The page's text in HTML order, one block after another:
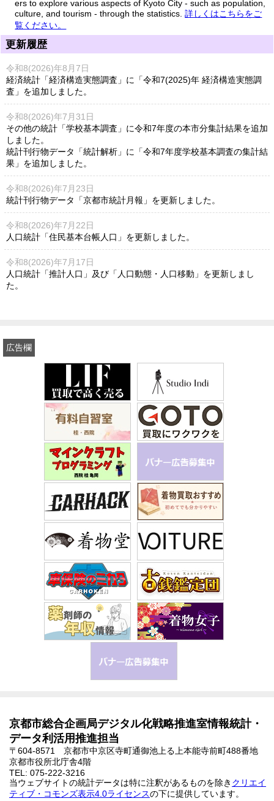
ers to explore various aspects of Kyoto City - such as population,
culture, and tourism - through the statistics.詳しくはこちらをご
覧ください。
更新履歴
令和8(2026)年8月7日
経済統計「経済構造実態調査」に「令和7(2025)年 経済構造実態調
査」を追加しました。
令和8(2026)年7月31日
その他の統計「学校基本調査」に令和7年度の本市分集計結果を追加
しました。
統計刊行物データ「統計解析」に「令和7年度学校基本調査の集計結
果」を追加しました。
令和8(2026)年7月23日
統計刊行物データ「京都市統計月報」を更新しました。
令和8(2026)年7月22日
人口統計「住民基本台帳人口」を更新しました。
令和8(2026)年7月17日
人口統計「推計人口」及び「人口動態・人口移動」を更新しまし
た。
広告欄
京都市総合企画局デジタル化戦略推進室情報統計・
データ利活用推進担当
〒604-8571 京都市中京区寺町通御池上る上本能寺前町488番地
京都市役所北庁舎4階
TEL: 075-222-3216
当ウェブサイトの統計データは特に注釈があるものを除き クリエイ
ティブ・コモンズ表示4.0ライセンスの下に提供しています。